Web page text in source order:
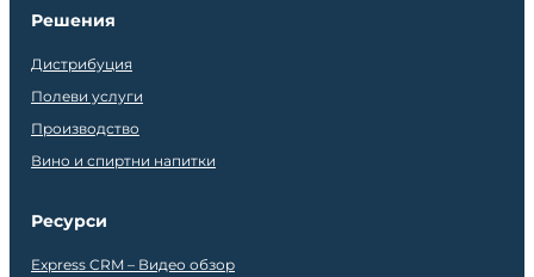
Решения
Дистрибуция
Полеви услуги
Производство
Вино и спиртни напитки
Ресурси
Express CRM – Видео обзор